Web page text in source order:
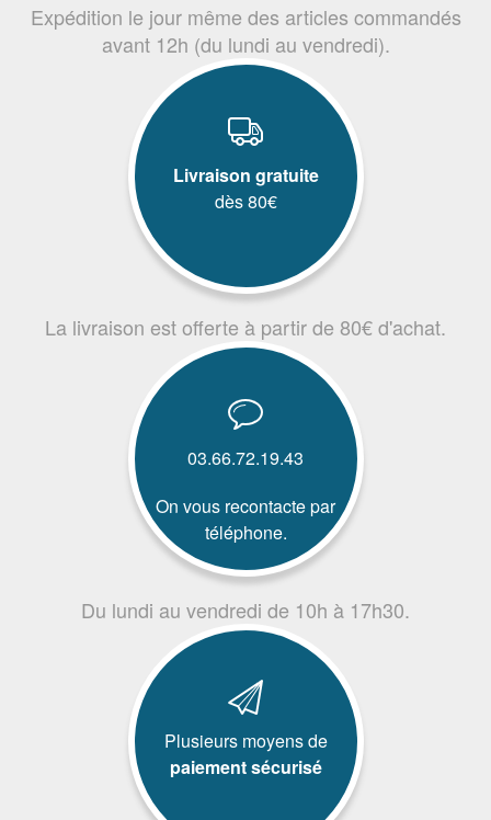
Expédition le jour même des articles commandés
avant 12h (du lundi au vendredi).
Livraison gratuite
dès 80€
La livraison est offerte à partir de 80€ d'achat.
03.66.72.19.43
On vous recontacte par
téléphone.
Du lundi au vendredi de 10h à 17h30.
Plusieurs moyens de
paiement sécurisé